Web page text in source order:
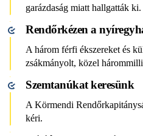
garázdaság miatt hallgatták ki.
Rendőrkézen a
A három férfi ékszereket és
zsákmányolt, közel
Szemtanúkat keresünk
A Körmendi
kéri.